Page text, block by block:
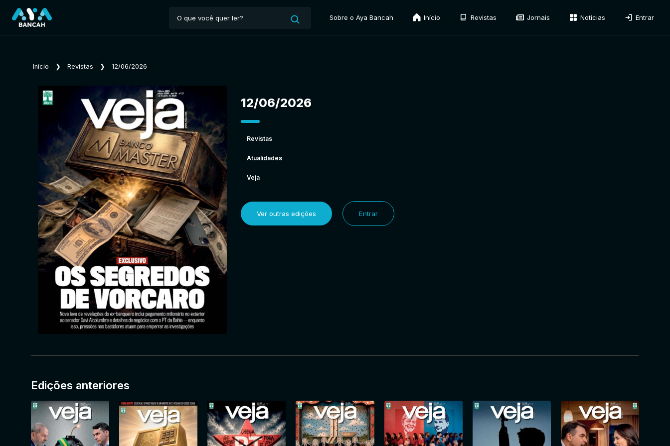
Sobre o Aya Bancah Início Revistas Jornais Notícias Entrar
Início ❯ Revistas ❯ 12/06/2026
12/06/2026
Revistas
Atualidades
Veja
Ver outras edições Entrar
Edições anteriores